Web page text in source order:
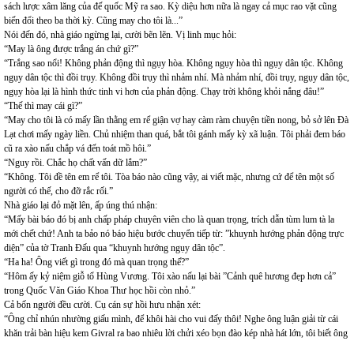
sách lược xâm lăng của đế quốc Mỹ ra sao. Kỳ diệu hơn nữa là ngay cả mục rao vặt cũng
biến đổi theo ba thời kỳ. Cũng may cho tôi là...”
Nói đến đó, nhà giáo ngừng lại, cười bẽn lẽn. Vị linh mục hỏi:
“May là ông được trắng án chứ gì?”
“Trắng sao nổi! Không phản động thì ngụy hòa. Không ngụy hòa thì ngụy dân tộc. Không
ngụy dân tộc thì đồi trụy. Không đồi trụy thì nhảm nhí. Mà nhảm nhí, đồi trụy, ngụy dân tộc,
ngụy hòa lại là hình thức tinh vi hơn của phản động. Chạy trời không khỏi nắng đâu!”
“Thế thì may cái gì?”
“May cho tôi là có mấy lần thằng em rể giận vợ hay càm ràm chuyện tiền nong, bỏ sở lên Đà
Lạt chơi mấy ngày liền. Chủ nhiệm than quá, bắt tôi gánh mấy kỳ xã luận. Tôi phải đem báo
cũ ra xào nấu chắp vá đến toát mồ hôi.”
“Nguy rồi. Chắc họ chất vấn dữ lắm?”
“Không. Tôi đề tên em rể tôi. Tòa báo nào cũng vậy, ai viết mặc, nhưng cứ để tên một số
người có thế, cho đỡ rắc rối.”
Nhà giáo lại đỏ mặt lên, ấp úng thú nhận:
“Mấy bài báo đó bị anh chấp pháp chuyên viên cho là quan trọng, trích dẫn tùm lum tà la
mới chết chứ! Anh ta bảo nó báo hiệu bước chuyển tiếp từ: ”khuynh hướng phản động trực
diện” của tờ Tranh Đấu qua “khuynh hướng ngụy dân tộc”.
“Ha ha! Ông viết gì trong đó mà quan trọng thế?”
“Hôm ấy kỷ niệm giỗ tổ Hùng Vương. Tôi xào nấu lại bài ”Cảnh quê hương đẹp hơn cả”
trong Quốc Văn Giáo Khoa Thư học hồi còn nhỏ.”
Cả bốn người đều cười. Cụ cán sự hồi hưu nhận xét:
“Ông chỉ nhún nhường giấu mình, để khôi hài cho vui đấy thôi! Nghe ông luận giải từ cái
khăn trải bàn hiệu kem Givral ra bao nhiêu lời chửi xéo bọn đào kép nhà hát lớn, tôi biết ông